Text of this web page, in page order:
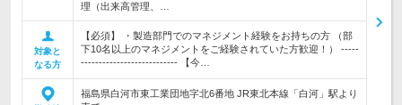
理（出来高管理、…
対象と
なる方
【必須】 ・製造部門でのマネジメント経験をお持ちの方 （部
下10名以上のマネジメントをご経験されていた方歓迎！） -----
--------------------------- 【今…
福島県白河市東工業団地字北6番地 JR東北本線「白河」駅より